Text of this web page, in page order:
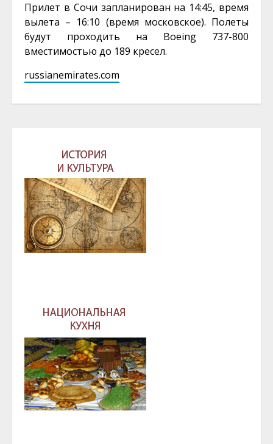
Прилет в Сочи запланирован на 14:45, время
вылета – 16:10 (время московское). Полеты
будут проходить на Boeing 737-800
вместимостью до 189 кресел.
russianemirates.com